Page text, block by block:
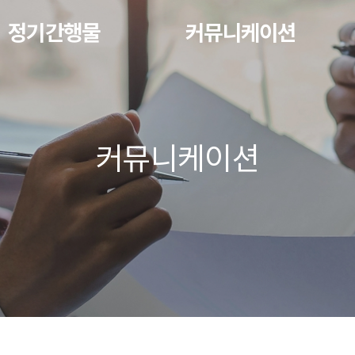
정기간행물 커뮤니케이션
커뮤니케이션